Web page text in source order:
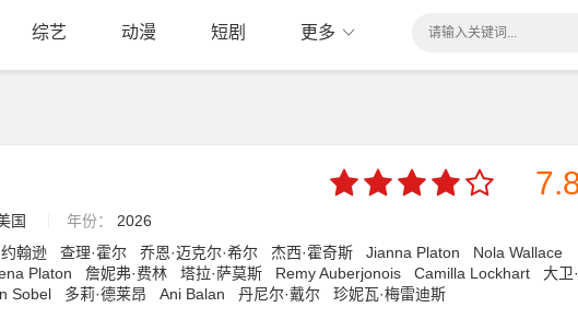
综艺 动漫 短剧 更多
国 年份：
2026
翰逊 查理·霍尔 乔恩·迈克尔·希尔 杰西·霍奇斯 Jianna Platon
Nola Wallace
Platon 詹妮弗·费林 塔拉·萨莫斯 Remy Auberjonois Camilla Lockhart
大卫·
Sobel 多莉·德莱昂 Ani Balan 丹尼尔·戴尔
珍妮瓦·梅雷迪斯